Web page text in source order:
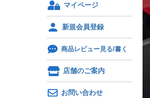
マイページ
新規会員登録
商品レビュー見る/書く
店舗のご案内
お問い合わせ